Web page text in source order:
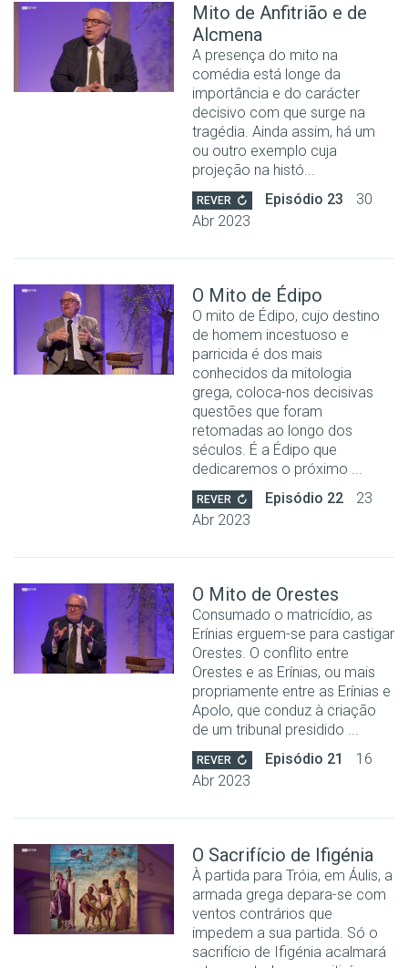
Mito de Anfitrião e de
Alcmena
A presença do mito na
comédia está longe da
importância e do carácter
decisivo com que surge na
tragédia. Ainda assim, há um
ou outro exemplo cuja
projeção na histó...
REVER Episódio 23
30
Abr 2023
O Mito de Édipo
O mito de Édipo, cujo destino
de homem incestuoso e
parricida é dos mais
conhecidos da mitologia
grega, coloca-nos decisivas
questões que foram
retomadas ao longo dos
séculos. É a Édipo que
dedicaremos o próximo ...
REVER Episódio 22
23
Abr 2023
O Mito de Orestes
Consumado o matricídio, as
Erínias erguem-se para castigar
Orestes. O conflito entre
Orestes e as Erínias, ou mais
propriamente entre as Erínias e
Apolo, que conduz à criação
de um tribunal presidido ...
REVER Episódio 21
16
Abr 2023
O Sacrifício de Ifigénia
À partida para Tróia, em Áulis, a
armada grega depara-se com
ventos contrários que
impedem a sua partida. Só o
sacrifício de Ifigénia acalmará